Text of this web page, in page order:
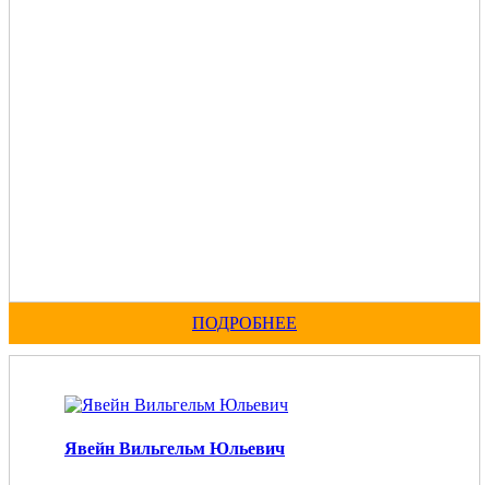
ПОДРОБНЕЕ
Явейн Вильгельм Юльевич